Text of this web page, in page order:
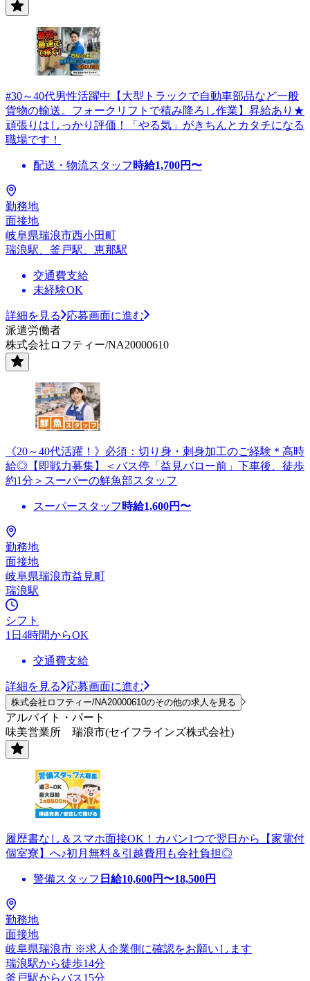
#30～40代男性活躍中【大型トラックで自動車部品など一般
貨物の輸送。フォークリフトで積み降ろし作業】昇給あり★
頑張りはしっかり評価！「やる気」がきちんとカタチになる
職場です！
配送・物流スタッフ 時給1,700円〜
勤務地
面接地
岐阜県瑞浪市西小田町
瑞浪駅、釜戸駅、恵那駅
交通費支給
未経験OK
詳細を見る
応募画面に進む
派遣労働者
株式会社ロフティー/NA20000610
《20～40代活躍！》必須：切り身・刺身加工のご経験＊高時
給◎【即戦力募集】＜バス停「益見バロー前」下車後、徒歩
約1分＞スーパーの鮮魚部スタッフ
スーパースタッフ 時給1,600円〜
勤務地
面接地
岐阜県瑞浪市益見町
瑞浪駅
シフト
1日4時間からOK
交通費支給
詳細を見る 応募画面に進む
株式会社ロフティー/NA20000610のその他の求人を見る
アルバイト・パート
味美営業所 瑞浪市(セイフラインズ株式会社)
履歴書なし＆スマホ面接OK！カバン1つで翌日から【家電付
個室寮】へ♪初月無料＆引越費用も会社負担◎
警備スタッフ 日給10,600円〜18,500円
勤務地
面接地
岐阜県瑞浪市 ※求人企業側に確認をお願いします
瑞浪駅から徒歩14分
釜戸駅からバス15分